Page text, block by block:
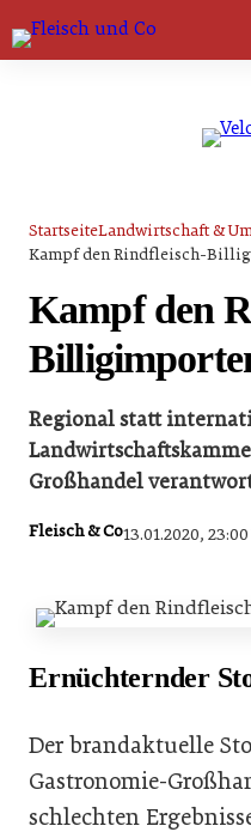
Marktführer
StartseiteLandwirtschaft &
Kampf den Rindfleisch-
Kampf den
Regional statt
Großhandel
Fleisch & Co13.01.2020,
Ernüchternder
Der brandaktuelle
Gastronomie-
schlechten